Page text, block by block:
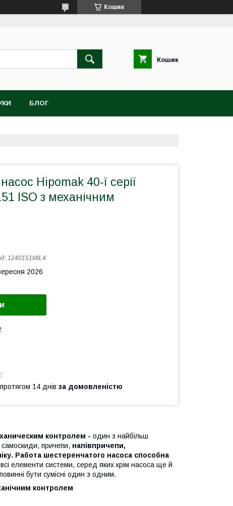
Кошик
Кошик
БЛОГ
Hipomak 40-ї серії
ISO з механічним
1240151MIL4
2026
14 днів за домовленістю
контролем - один з найбільш
самоскиди, причепи, напівпричепи,
Работа шестеренчатого насоса способна
всі елементи системи, серед яких крім насоса ще й
бути сумісні один з одним.
контролем